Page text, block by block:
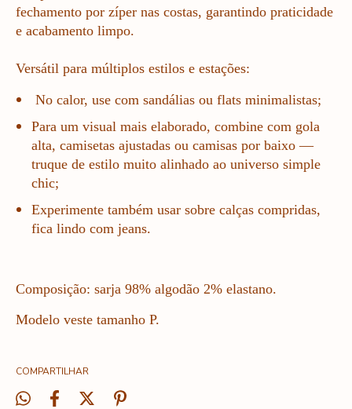
fechamento por zíper nas costas, garantindo praticidade
e acabamento limpo.
Versátil para múltiplos estilos e estações:
No calor, use com sandálias ou flats minimalistas;
Para um visual mais elaborado, combine com gola
alta, camisetas ajustadas ou camisas por baixo —
truque de estilo muito alinhado ao universo simple
chic;
Experimente também usar sobre calças compridas,
fica lindo com jeans.
Composição: sarja 98% algodão 2% elastano.
Modelo veste tamanho P.
COMPARTILHAR